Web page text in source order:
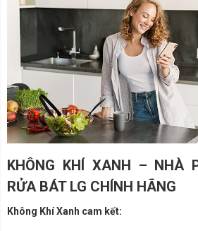
KHÔNG KHÍ XANH – NHÀ
RỬA BÁT LG CHÍNH HÃNG
Không Khí Xanh cam kết: